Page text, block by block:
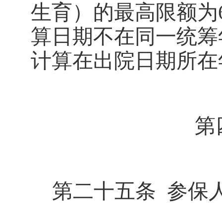
生育）的最高限额为
算日期不在同一统
计算在出院日期所
第
第二十五条 参保